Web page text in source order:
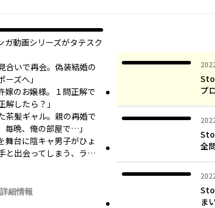
動画シリーズがタテスク
合いで再会。偽装結婚の
ズへ」
嫁のお嬢様。１問正解で
解したら？」
茶髪ギャル。親の再婚で
毎晩、俺の部屋で…」
舞台に陰キャ男子がひょ
と出会ってしまう、ラ…
詳細情報
プ
全
ま